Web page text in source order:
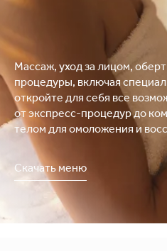
Массаж, уход за лицом,
процедуры, включая
откройте для себя все
от экспресс-процедур до
телом для омоложения и
Скачать меню